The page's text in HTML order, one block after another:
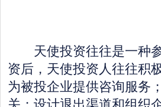
天使投资往往是一种参
资后，天使投资人往往积
为被投企业提供咨询服务